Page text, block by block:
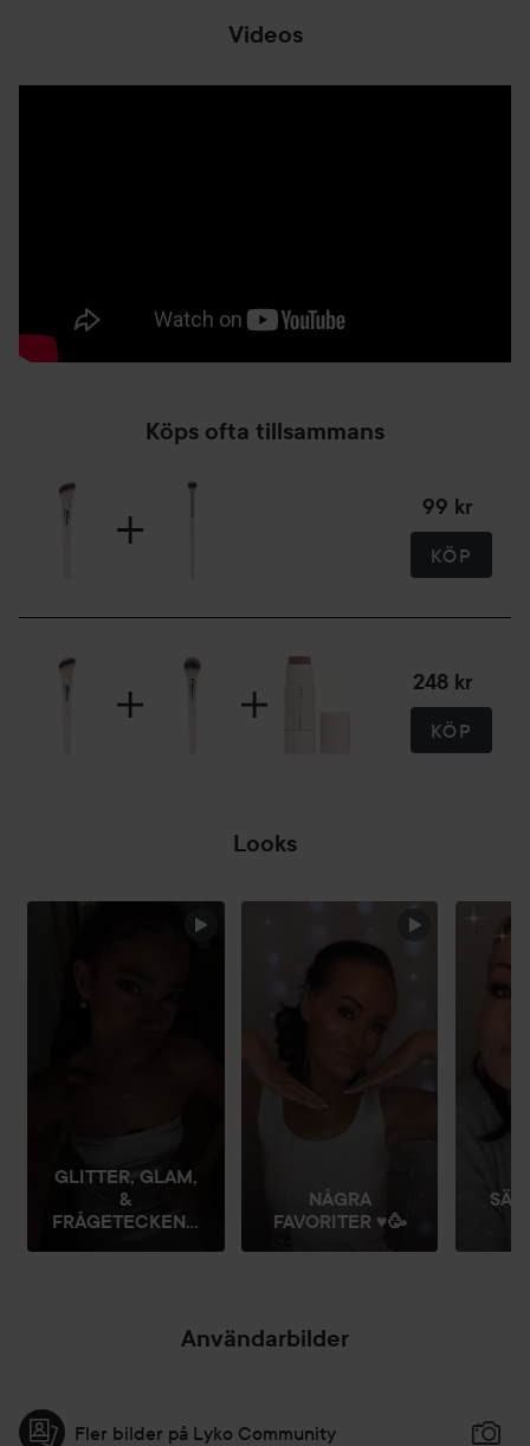
Videos
Köps ofta tillsammans
99 kr
KÖP
248 kr
KÖP
Looks
HOPPA ÖVER SEKTIONEN
GLITTER, GLAM,
&
FRÅGETECKEN...
NÅGRA
FAVORITER ♥️🥳
Användarbilder
Fler bilder på Lyko Community